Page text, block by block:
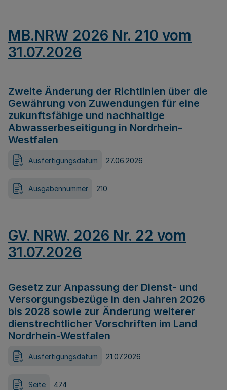
MB.NRW 2026 Nr. 210 vom
31.07.2026
Zweite Änderung der Richtlinien über die
Gewährung von Zuwendungen für eine
zukunftsfähige und nachhaltige
Abwasserbeseitigung in Nordrhein-
Westfalen
Ausfertigungsdatum 27.06.2026
Ausgabennummer 210
GV. NRW. 2026 Nr. 22 vom
31.07.2026
Gesetz zur Anpassung der Dienst- und
Versorgungsbezüge in den Jahren 2026
bis 2028 sowie zur Änderung weiterer
dienstrechtlicher Vorschriften im Land
Nordrhein-Westfalen
Ausfertigungsdatum 21.07.2026
Seite 474